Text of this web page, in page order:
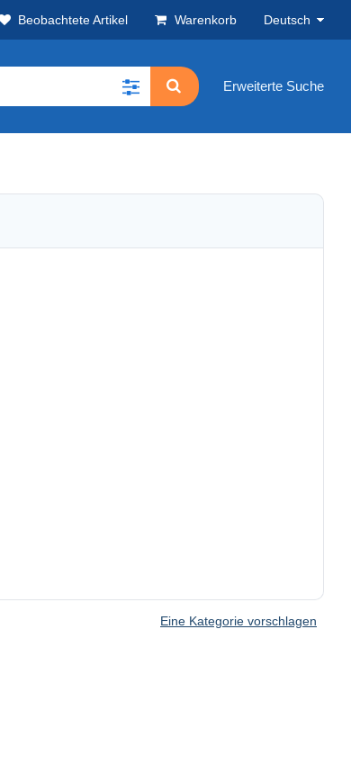
Beobachtete Artikel Warenkorb Deutsch
Erweiterte Suche
Eine Kategorie vorschlagen